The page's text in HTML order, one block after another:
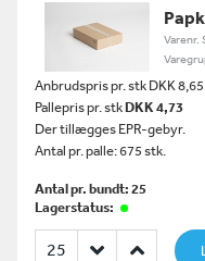
Varenr.
Anbrudspris pr. stk DKK 8,65
Pallepris pr. stkDKK 4,73
Der tillægges EPR-gebyr.
Antal pr. palle: 675 stk.
Antal pr. bundt: 25
Lagerstatus: